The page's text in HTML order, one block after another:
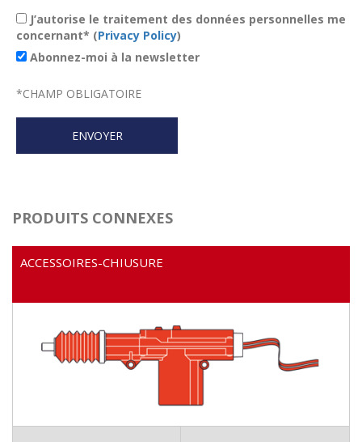
J’autorise le traitement des données personnelles me
concernant* (Privacy Policy)
Abonnez-moi à la newsletter
*CHAMP OBLIGATOIRE
PRODUITS CONNEXES
ACCESSOIRES-CHIUSURE